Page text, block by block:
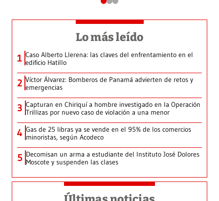
Lo más leído
1 Caso Alberto Llerena: las claves del enfrentamiento en el
edificio Hatillo
2 Víctor Álvarez: Bomberos de Panamá advierten de retos y
emergencias
3 Capturan en Chiriquí a hombre investigado en la Operación
Trillizas por nuevo caso de violación a una menor
4 Gas de 25 libras ya se vende en el 95% de los comercios
minoristas, según Acodeco
5 Decomisan un arma a estudiante del Instituto José Dolores
Moscote y suspenden las clases